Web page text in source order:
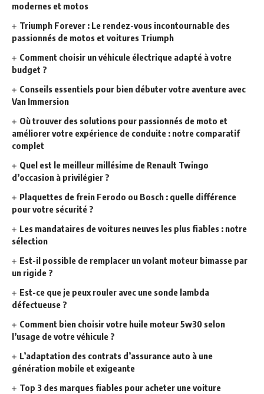
modernes et motos
Triumph Forever : Le rendez-vous incontournable des
passionnés de motos et voitures Triumph
Comment choisir un véhicule électrique adapté à votre
budget ?
Conseils essentiels pour bien débuter votre aventure avec
Van Immersion
Où trouver des solutions pour passionnés de moto et
améliorer votre expérience de conduite : notre comparatif
complet
Quel est le meilleur millésime de Renault Twingo
d’occasion à privilégier ?
Plaquettes de frein Ferodo ou Bosch : quelle différence
pour votre sécurité ?
Les mandataires de voitures neuves les plus fiables : notre
sélection
Est-il possible de remplacer un volant moteur bimasse par
un rigide ?
Est-ce que je peux rouler avec une sonde lambda
défectueuse ?
Comment bien choisir votre huile moteur 5w30 selon
l’usage de votre véhicule ?
L’adaptation des contrats d’assurance auto à une
génération mobile et exigeante
Top 3 des marques fiables pour acheter une voiture